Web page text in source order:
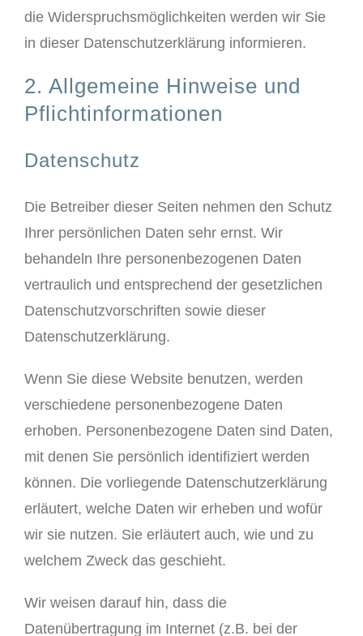
die Widerspruchsmöglichkeiten werden wir Sie
in dieser Datenschutzerklärung informieren.
2. Allgemeine Hinweise und
Pflichtinformationen
Datenschutz
Die Betreiber dieser Seiten nehmen den Schutz
Ihrer persönlichen Daten sehr ernst. Wir
behandeln Ihre personenbezogenen Daten
vertraulich und entsprechend der gesetzlichen
Datenschutzvorschriften sowie dieser
Datenschutzerklärung.
Wenn Sie diese Website benutzen, werden
verschiedene personenbezogene Daten
erhoben. Personenbezogene Daten sind Daten,
mit denen Sie persönlich identifiziert werden
können. Die vorliegende Datenschutzerklärung
erläutert, welche Daten wir erheben und wofür
wir sie nutzen. Sie erläutert auch, wie und zu
welchem Zweck das geschieht.
Wir weisen darauf hin, dass die
Datenübertragung im Internet (z.B. bei der